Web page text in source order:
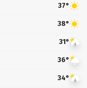
37°
38°
31°
36°
34°